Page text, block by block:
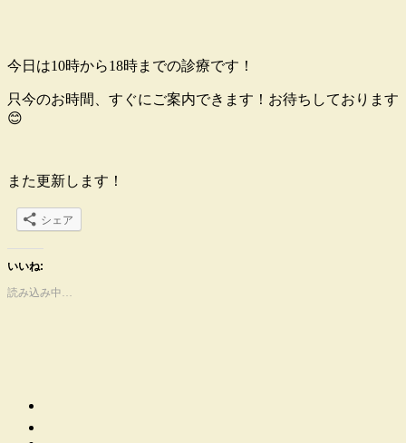
今日は10時から18時までの診療です！
只今のお時間、すぐにご案内できます！お待ちしております
😊
また更新します！
シェア
いいね:
読み込み中…